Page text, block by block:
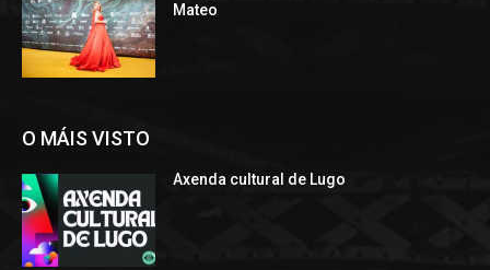
Mateo
O MÁIS VISTO
Axenda cultural de Lugo